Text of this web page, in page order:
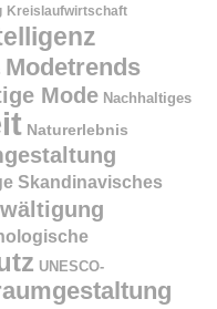
Kreislaufwirtschaft
Modetrends
Mode Nachhaltiges
Naturerlebnis
Skandinavisches
UNESCO-